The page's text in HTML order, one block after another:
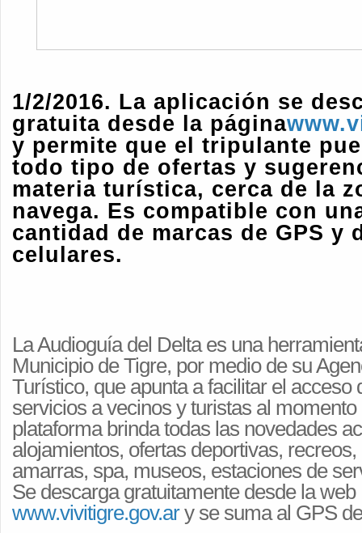
1/2/2016. La aplicación se
gratuita desde la página
y permite que el tripulante
todo tipo de ofertas y
materia turística, cerca de la
navega. Es compatible con
cantidad de marcas de GPS y
celulares.
La Audioguía del Delta es una
Municipio de Tigre, por medio de su
Turístico, que apunta a facilitar el acceso
servicios a vecinos y turistas al
plataforma brinda todas las novedades
alojamientos, ofertas deportivas,
amarras, spa, museos, estaciones de
Se descarga gratuitamente desde la web
www.vivitigre.gov.ary se suma al GPS